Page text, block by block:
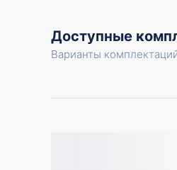
Доступные
Варианты